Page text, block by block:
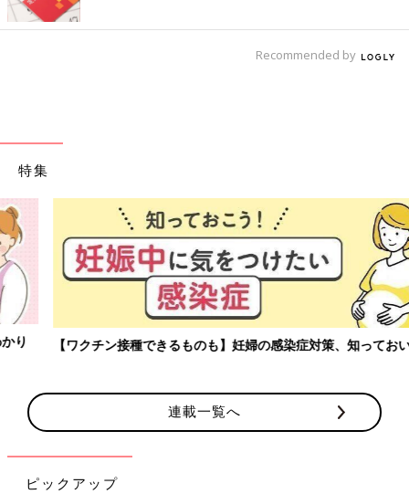
Recommended by
特集
【ワクチン接種できるものも】妊婦の感染症対策、知っておいて！
連載一覧へ
ピックアップ